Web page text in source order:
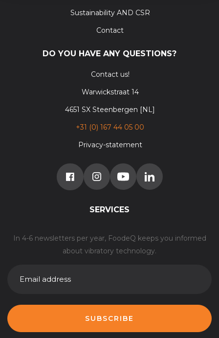
Sustainability AND CSR
Contact
DO YOU HAVE ANY QUESTIONS?
Contact us!
Warwickstraat 14
4651 SX Steenbergen [NL]
+31 (0) 167 44 05 00
Privacy-statement
SERVICES
In 4-6 newsletters per year, FoodeQ keeps you informed
about vibratory technology.